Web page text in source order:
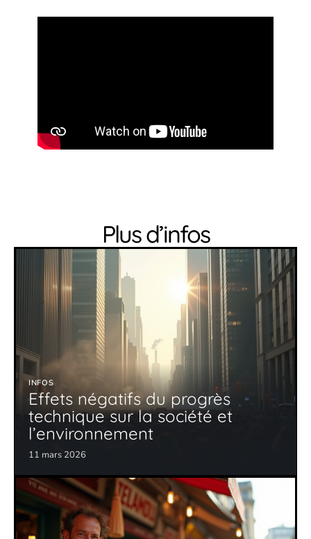
Plus d’infos
INFOS
Effets négatifs du progrès
technique sur la société et
l’environnement
11 mars 2026